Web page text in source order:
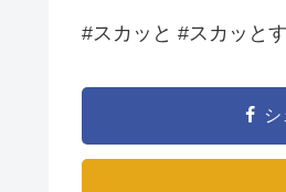
#スカッと #スカッと